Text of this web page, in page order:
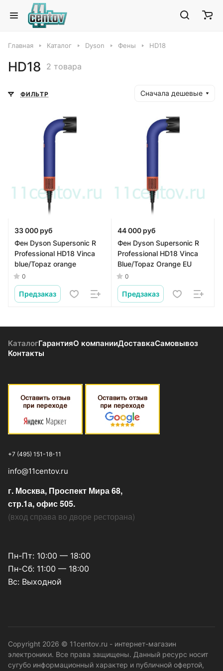
Главная Каталог Dyson Фены HD18
HD18 2 товара
ФИЛЬТР Сначала дешевые
33 000 руб
Фен Dyson Supersonic R
Professional HD18 Vinca
blue/Topaz orange
0
Предзаказ
44 000 руб
Фен Dyson Supersonic R
Professional HD18 Vinca
Blue/Topaz Orange EU
0
Предзаказ
КаталогГарантияО компанииДоставкаСамовывоз
Контакты
+7 (495) 151-18-11
info@11centov.ru
г. Москва, Проспект Мира 68,
стр.1а, офис 505.
(вход справа во дворе ресторана)
Пн-Пт: 10:00 — 18:00
Пн-Сб: 11:00 — 18:00
Вс: Выходной
Copyright 2026 © 11centov.ru - интернет-магазин
электроники. Все права защищены. Данный ресурс носит
сугубо информационный характер и публичной офертой,